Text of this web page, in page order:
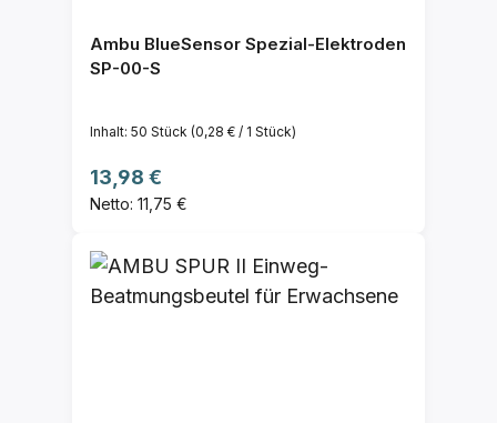
Ambu BlueSensor Spezial-Elektroden
SP-00-S
Inhalt: 50 Stück (0,28 € / 1 Stück)
Regulärer Preis:
13,98 €
Netto: 11,75 €